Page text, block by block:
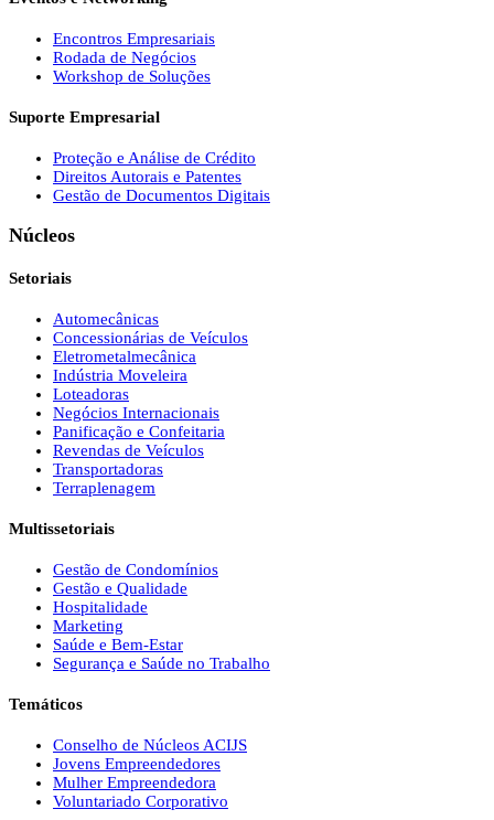
Encontros Empresariais
Rodada de Negócios
Workshop de Soluções
Suporte Empresarial
Proteção e Análise de Crédito
Direitos Autorais e Patentes
Gestão de Documentos Digitais
Núcleos
Setoriais
Automecânicas
Concessionárias de Veículos
Eletrometalmecânica
Indústria Moveleira
Loteadoras
Negócios Internacionais
Panificação e Confeitaria
Revendas de Veículos
Transportadoras
Terraplenagem
Multissetoriais
Gestão de Condomínios
Gestão e Qualidade
Hospitalidade
Marketing
Saúde e Bem-Estar
Segurança e Saúde no Trabalho
Temáticos
Conselho de Núcleos ACIJS
Jovens Empreendedores
Mulher Empreendedora
Voluntariado Corporativo